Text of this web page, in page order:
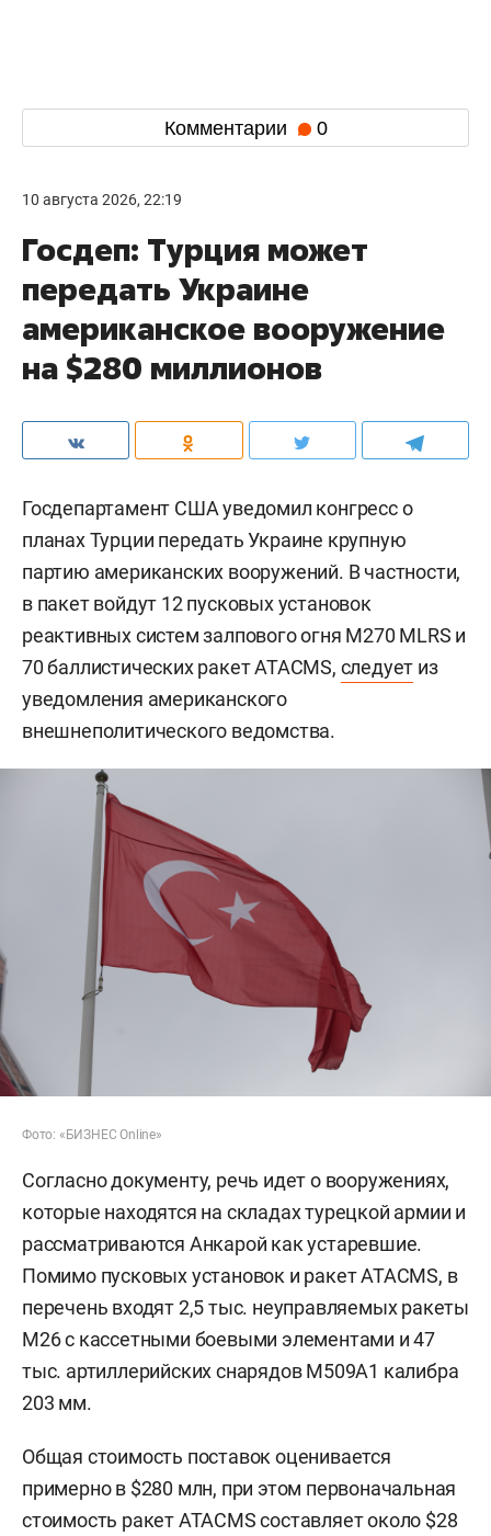
Комментарии 0
10 августа 2026, 22:19
Госдеп: Турция может
передать Украине
американское вооружение
на $280 миллионов
Госдепартамент США уведомил конгресс о
планах Турции передать Украине крупную
партию американских вооружений. В частности,
в пакет войдут 12 пусковых установок
реактивных систем залпового огня M270 MLRS и
70 баллистических ракет ATACMS, следует из
уведомления американского
внешнеполитического ведомства.
Фото: «БИЗНЕС Online»
Согласно документу, речь идет о вооружениях,
которые находятся на складах турецкой армии и
рассматриваются Анкарой как устаревшие.
Помимо пусковых установок и ракет ATACMS, в
перечень входят 2,5 тыс. неуправляемых ракеты
M26 с кассетными боевыми элементами и 47
тыс. артиллерийских снарядов M509A1 калибра
203 мм.
Общая стоимость поставок оценивается
примерно в $280 млн, при этом первоначальная
стоимость ракет ATACMS составляет около $28